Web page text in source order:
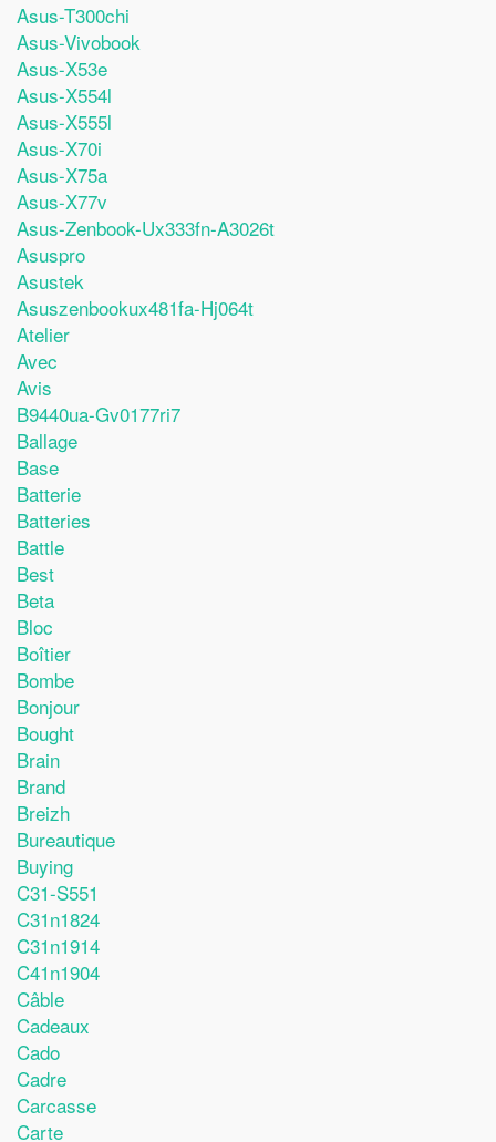
Asus-T300chi
Asus-Vivobook
Asus-X53e
Asus-X554l
Asus-X555l
Asus-X70i
Asus-X75a
Asus-X77v
Asus-Zenbook-Ux333fn-A3026t
Asuspro
Asustek
Asuszenbookux481fa-Hj064t
Atelier
Avec
Avis
B9440ua-Gv0177ri7
Ballage
Base
Batterie
Batteries
Battle
Best
Beta
Bloc
Boîtier
Bombe
Bonjour
Bought
Brain
Brand
Breizh
Bureautique
Buying
C31-S551
C31n1824
C31n1914
C41n1904
Câble
Cadeaux
Cado
Cadre
Carcasse
Carte